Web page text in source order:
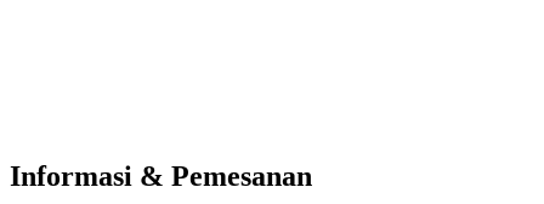
Informasi & Pemesanan